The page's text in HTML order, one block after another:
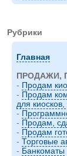
Рубрики
Главная
ПРОДАЖИ,
- Продам
- Продам
для
-
- Продам,
- Продам
- Торговые
- Банкоматы